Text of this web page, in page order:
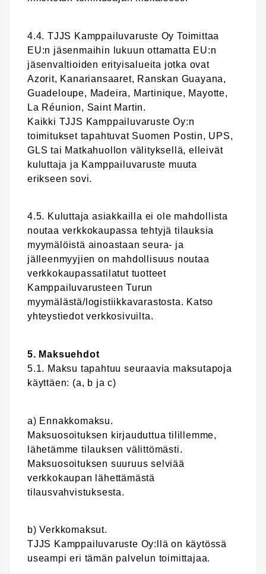
4.4. TJJS Kamppailuvaruste Oy Toimittaa
EU:n jäsenmaihin lukuun ottamatta EU:n
jäsenvaltioiden erityisalueita jotka ovat
Azorit, Kanariansaaret, Ranskan Guayana,
Guadeloupe, Madeira, Martinique, Mayotte,
La Réunion, Saint Martin.
Kaikki TJJS Kamppailuvaruste Oy:n
toimitukset tapahtuvat Suomen Postin, UPS,
GLS tai Matkahuollon välityksellä, elleivät
kuluttaja ja Kamppailuvaruste muuta
erikseen sovi.
4.5. Kuluttaja asiakkailla ei ole mahdollista
noutaa verkkokaupassa tehtyjä tilauksia
myymälöistä ainoastaan seura- ja
jälleenmyyjien on mahdollisuus noutaa
verkkokaupassatilatut tuotteet
Kamppailuvarusteen Turun
myymälästä/logistiikkavarastosta. Katso
yhteystiedot verkkosivuilta.
5. Maksuehdot
5.1. Maksu tapahtuu seuraavia maksutapoja
käyttäen: (a, b ja c)
a) Ennakkomaksu.
Maksuosoituksen kirjauduttua tilillemme,
lähetämme tilauksen välittömästi.
Maksuosoituksen suuruus selviää
verkkokaupan lähettämästä
tilausvahvistuksesta.
b) Verkkomaksut.
TJJS Kamppailuvaruste Oy:llä on käytössä
useampi eri tämän palvelun toimittajaa.